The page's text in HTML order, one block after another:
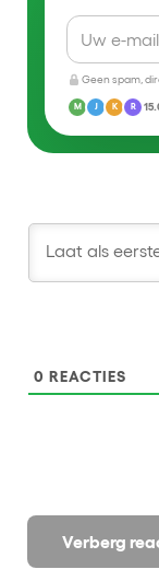
Geen spam,
M J K R
Verberg
0 REACTIES